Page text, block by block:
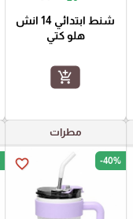
شنط ابتدائي 14 انش
هلو كتي
add_shopping_cart
مطرات
favorite_border -40%